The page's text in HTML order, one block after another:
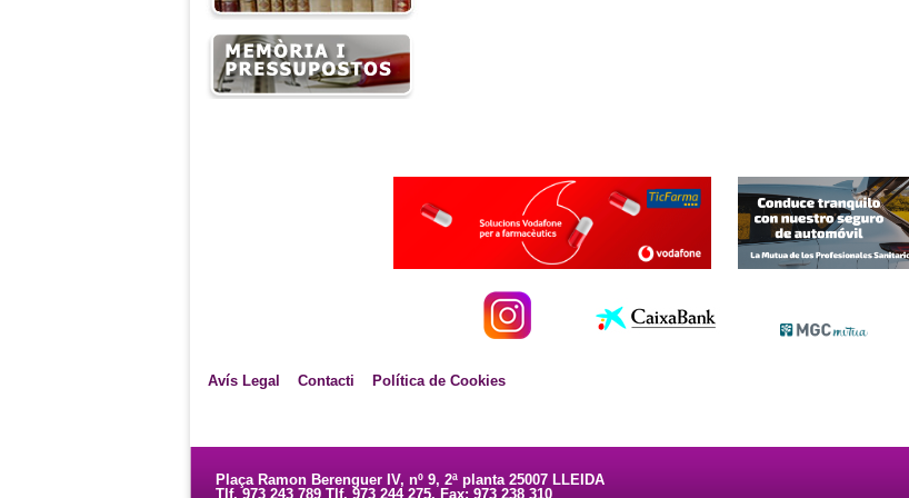
Avís Legal Contacti Política de Cookies
Plaça Ramon Berenguer IV, nº 9, 2ª planta 25007 LLEIDA
Tlf. 973 243 789 Tlf. 973 244 275. Fax: 973 238 310